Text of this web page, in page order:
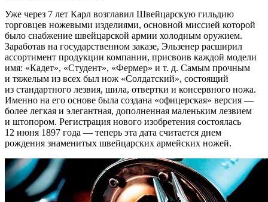
Уже через 7 лет Карл возглавил Швейцарскую гильдию
торговцев ножевыми изделиями, основной миссией которой
было снабжение швейцарской армии холодным оружием.
Заработав на государственном заказе, Эльзенер расширил
ассортимент продукции компании, присвоив каждой модели
имя: «Кадет», «Студент», «Фермер» и т. д. Самым прочным
и тяжелым из всех был нож «Солдатский», состоящий
из стандартного лезвия, шила, отвертки и консервного ножа.
Именно на его основе была создана «офицерская» версия —
более легкая и элегантная, дополненная маленьким лезвием
и штопором. Регистрация нового изобретения состоялась
12 июня 1897 года — теперь эта дата считается днем
рождения знаменитых швейцарских армейских ножей.